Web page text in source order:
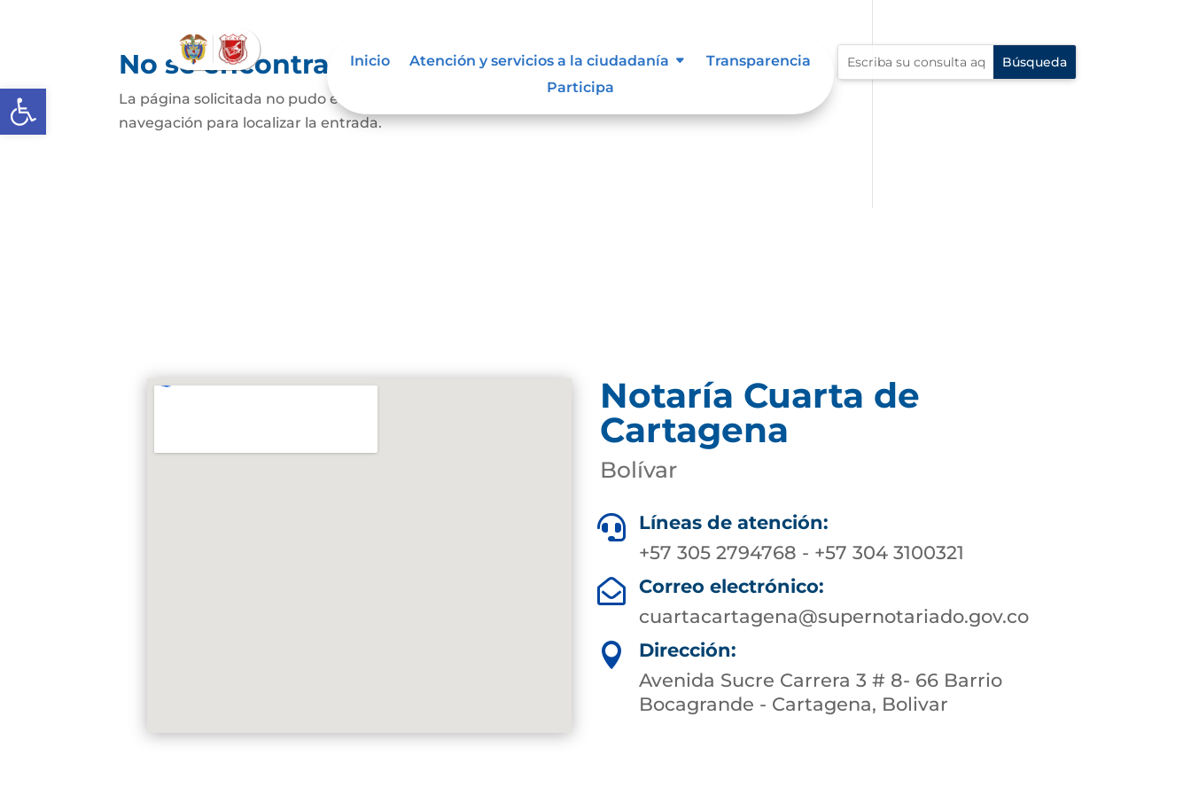
Abrir barra de herramientas
Inicio Atención y servicios a la ciudadanía
Transparencia
Participa
No se encontraron resultados
La página solicitada no pudo encontrarse. Trate de perfeccionar su búsqueda o utilice la
navegación para localizar la entrada.
Notaría Cuarta de
Cartagena
Bolívar

Líneas de atención:
+57 305 2794768 - +57 304 3100321

Correo electrónico:
cuartacartagena@supernotariado.gov.co

Dirección:
Avenida Sucre Carrera 3 # 8- 66 Barrio
Bocagrande - Cartagena, Bolivar